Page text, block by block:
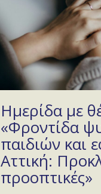
Ημερίδα με
«Φροντίδα
παιδιών και
Αττική:
προοπτικές»